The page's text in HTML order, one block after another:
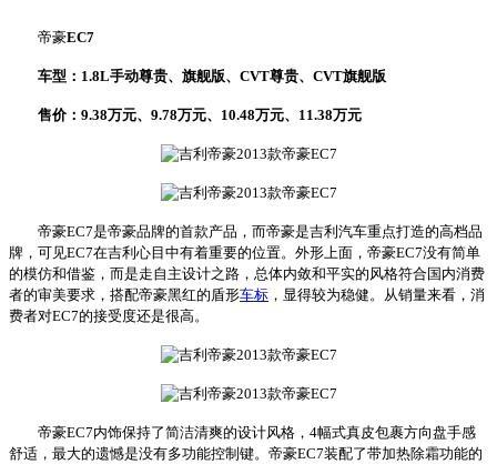
帝豪EC7
车型：1.8L手动尊贵、旗舰版、CVT尊贵、CVT旗舰版
售价：9.38万元、9.78万元、10.48万元、11.38万元
帝豪EC7是帝豪品牌的首款产品，而帝豪是吉利汽车重点打造的高档品
牌，可见EC7在吉利心目中有着重要的位置。外形上面，帝豪EC7没有简单
的模仿和借鉴，而是走自主设计之路，总体内敛和平实的风格符合国内消费
者的审美要求，搭配帝豪黑红的盾形车标 ，显得较为稳健。从销量来看，消
费者对EC7的接受度还是很高。
帝豪EC7内饰保持了简洁清爽的设计风格，4幅式真皮包裹方向盘手感
舒适，最大的遗憾是没有多功能控制键。帝豪EC7装配了带加热除霜功能的